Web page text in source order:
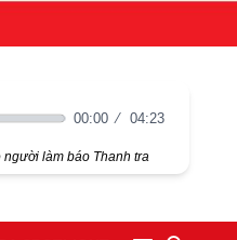
00:00 04:23
người làm báo Thanh tra